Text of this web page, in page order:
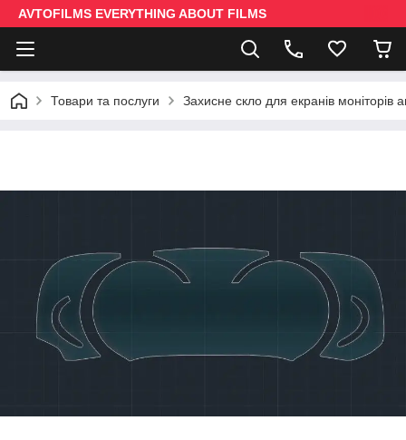
AVTOFILMS EVERYTHING ABOUT FILMS
Товари та послуги Захисне скло для екранів моніторів